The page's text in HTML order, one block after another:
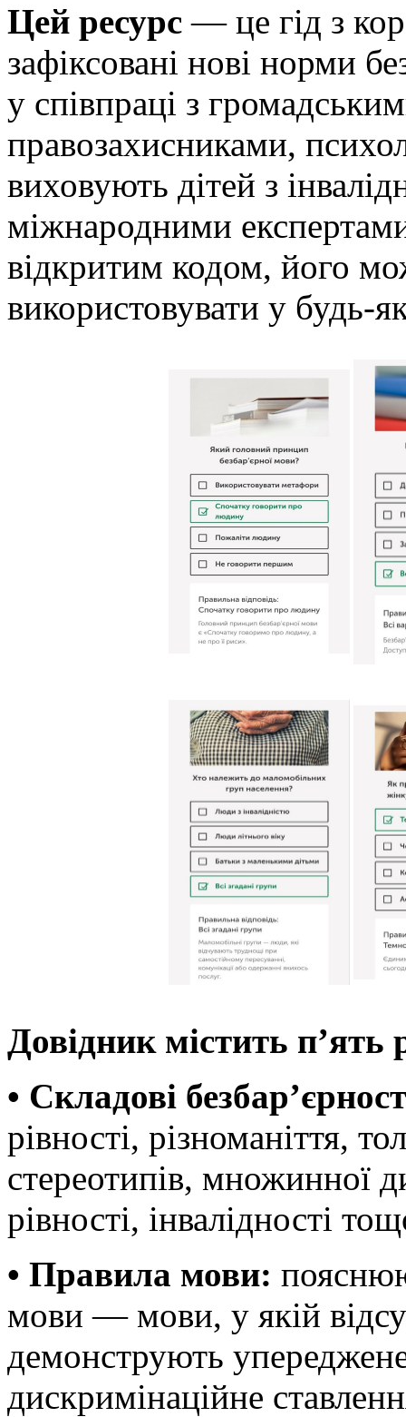
Цей ресурс — це гід з
зафіксовані нові норми
у співпраці з
правозахисниками,
виховують дітей з
міжнародними
відкритим кодом, його
використовувати у будь-
Довідник містить п’ять
• Складові
рівності, різноманіття,
стереотипів, множинної
рівності, інвалідності
• Правила мови:
мови — мови, у якій
демонструють
дискримінаційне